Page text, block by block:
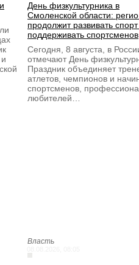
День физкультурника в
Смоленской области:
продолжит развивать
поддерживать спортсменов
Сегодня, 8 августа, в
отмечают День
Праздник объединяет
атлетов, чемпионов и
спортсменов,
любителей…
Власть